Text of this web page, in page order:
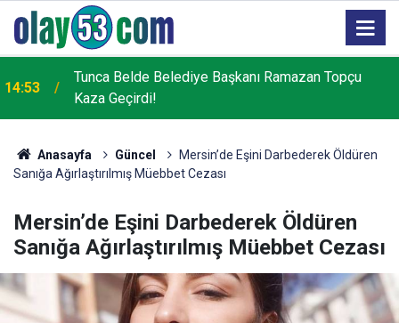
13:25
Rize’de piknik masasının davetsiz misafirleri ile
piknikçiler arasında güldüren kovalamaca
Anasayfa Güncel
Mersin’de Eşini Darbederek Öldüren
Sanığa Ağırlaştırılmış Müebbet Cezası
Mersin’de Eşini Darbederek Öldüren
Sanığa Ağırlaştırılmış Müebbet Cezası